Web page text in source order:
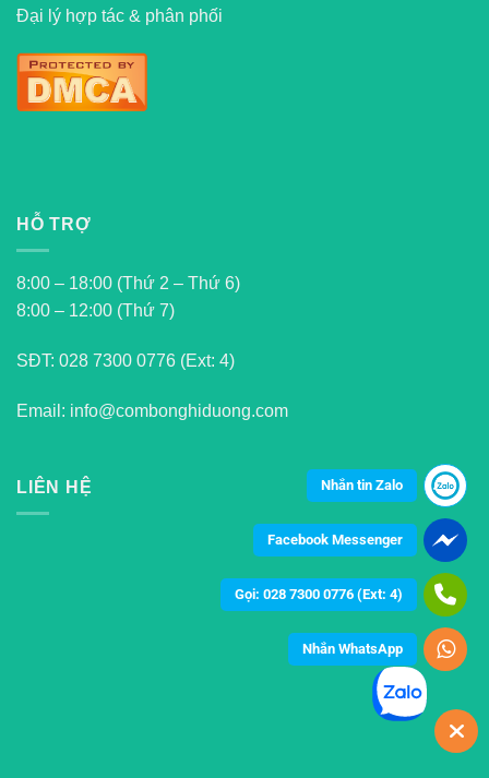
Đại lý hợp tác & phân phối
HỖ TRỢ
8:00 – 18:00 (Thứ 2 – Thứ 6)
8:00 – 12:00 (Thứ 7)
SĐT: 028 7300 0776 (Ext: 4)
Email: info@combonghiduong.com
LIÊN HỆ Nhắn tin Zalo
Facebook Messenger
Gọi: 028 7300 0776 (Ext: 4)
Nhắn WhatsApp